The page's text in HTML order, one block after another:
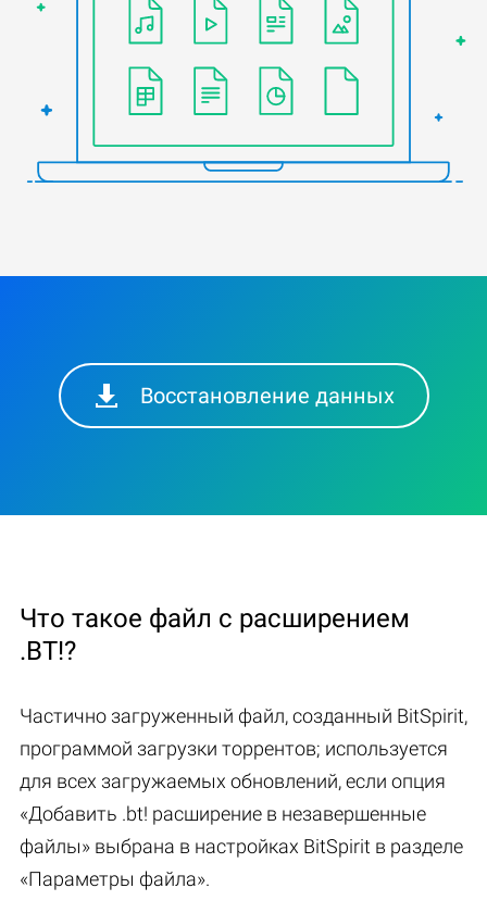
Восстановление данных
Что такое файл с расширением
.BT!?
Частично загруженный файл, созданный BitSpirit,
программой загрузки торрентов; используется
для всех загружаемых обновлений, если опция
«Добавить .bt! расширение в незавершенные
файлы» выбрана в настройках BitSpirit в разделе
«Параметры файла».